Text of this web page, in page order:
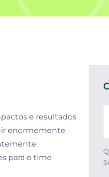
e resultados
enormemente
para o time